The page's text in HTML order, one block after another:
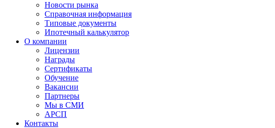
Новости рынка
Справочная информация
Типовые документы
Ипотечный калькулятор
О компании
Лицензии
Награды
Сертификаты
Обучение
Вакансии
Партнеры
Мы в СМИ
АРСП
Контакты